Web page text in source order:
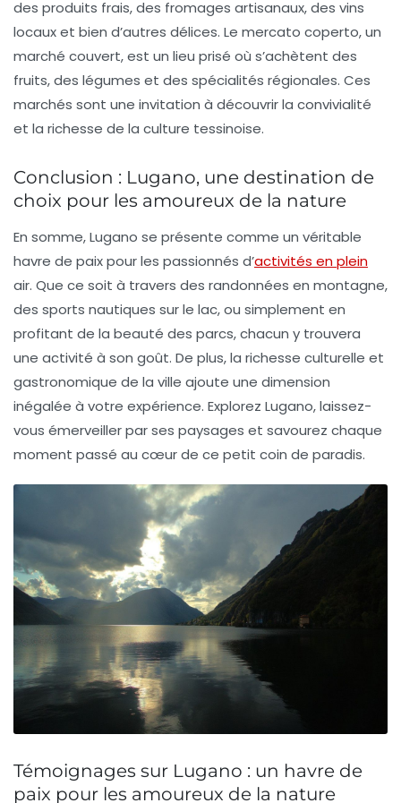
des produits frais, des fromages artisanaux, des vins
locaux et bien d’autres délices. Le mercato coperto, un
marché couvert, est un lieu prisé où s’achètent des
fruits, des légumes et des spécialités régionales. Ces
marchés sont une invitation à découvrir la convivialité
et la richesse de la culture tessinoise.
Conclusion : Lugano, une destination de
choix pour les amoureux de la nature
En somme, Lugano se présente comme un véritable
havre de paix pour les passionnés d’activités en plein
air. Que ce soit à travers des randonnées en montagne,
des sports nautiques sur le lac, ou simplement en
profitant de la beauté des parcs, chacun y trouvera
une activité à son goût. De plus, la richesse culturelle et
gastronomique de la ville ajoute une dimension
inégalée à votre expérience. Explorez Lugano, laissez-
vous émerveiller par ses paysages et savourez chaque
moment passé au cœur de ce petit coin de paradis.
Témoignages sur Lugano : un havre de
paix pour les amoureux de la nature